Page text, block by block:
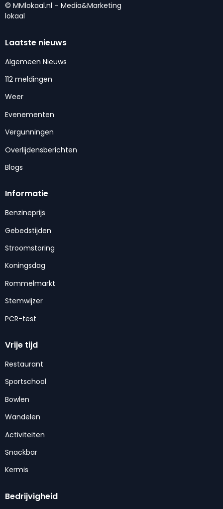
© MMlokaal.nl – Media&Marketing
lokaal
Laatste nieuws
Algemeen Nieuws
112 meldingen
Weer
Evenementen
Vergunningen
Overlijdensberichten
Blogs
Informatie
Benzineprijs
Gebedstijden
Stroomstoring
Koningsdag
Rommelmarkt
Stemwijzer
PCR-test
Vrije tijd
Restaurant
Sportschool
Bowlen
Wandelen
Activiteiten
Snackbar
Kermis
Bedrijvigheid